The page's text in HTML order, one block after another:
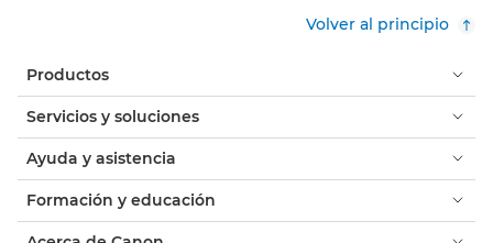
Volver al principio
Productos
Servicios y soluciones
Ayuda y asistencia
Formación y educación